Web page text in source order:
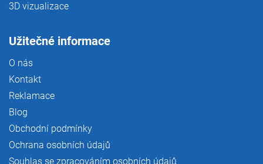
3D vizualizace
Užitečné informace
O nás
Kontakt
Reklamace
Blog
Obchodní podmínky
Ochrana osobních údajů
Souhlas se zpracováním osobních údajů